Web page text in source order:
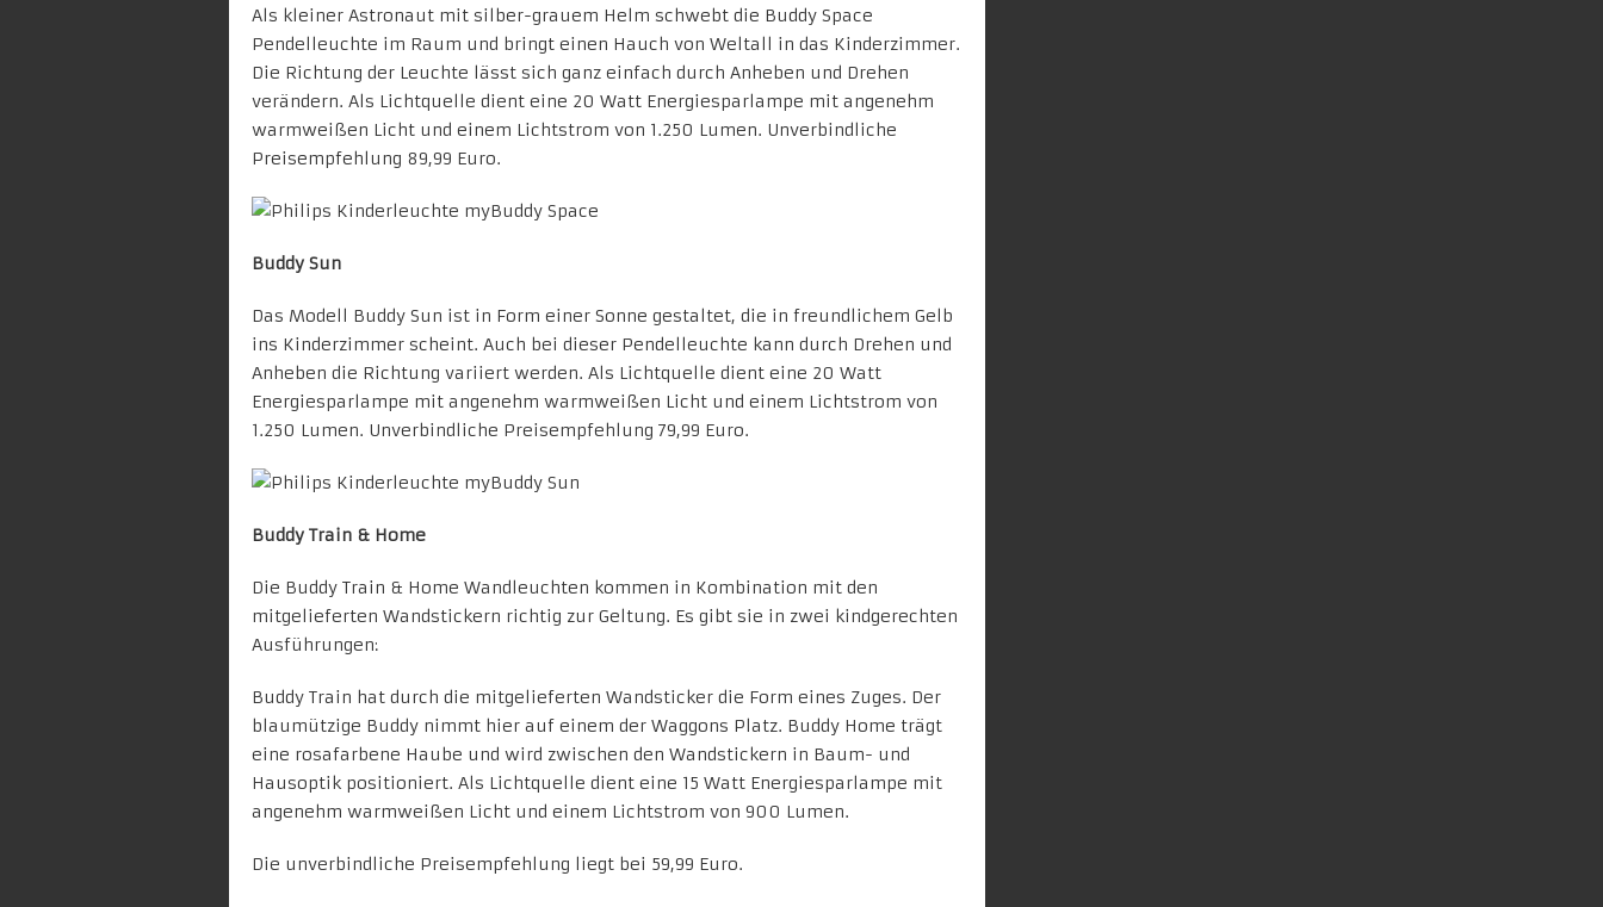
Als kleiner Astronaut mit silber-grauem Helm schwebt die Buddy Space
Pendelleuchte im Raum und bringt einen Hauch von Weltall in das Kinderzimmer.
Die Richtung der Leuchte lässt sich ganz einfach durch Anheben und Drehen
verändern. Als Lichtquelle dient eine 20 Watt Energiesparlampe mit angenehm
warmweißen Licht und einem Lichtstrom von 1.250 Lumen. Unverbindliche
Preisempfehlung 89,99 Euro.
Buddy Sun
Das Modell Buddy Sun ist in Form einer Sonne gestaltet, die in freundlichem Gelb
ins Kinderzimmer scheint. Auch bei dieser Pendelleuchte kann durch Drehen und
Anheben die Richtung variiert werden. Als Lichtquelle dient eine 20 Watt
Energiesparlampe mit angenehm warmweißen Licht und einem Lichtstrom von
1.250 Lumen. Unverbindliche Preisempfehlung 79,99 Euro.
Buddy Train & Home
Die Buddy Train & Home Wandleuchten kommen in Kombination mit den
mitgelieferten Wandstickern richtig zur Geltung. Es gibt sie in zwei kindgerechten
Ausführungen:
Buddy Train hat durch die mitgelieferten Wandsticker die Form eines Zuges. Der
blaumützige Buddy nimmt hier auf einem der Waggons Platz. Buddy Home trägt
eine rosafarbene Haube und wird zwischen den Wandstickern in Baum- und
Hausoptik positioniert. Als Lichtquelle dient eine 15 Watt Energiesparlampe mit
angenehm warmweißen Licht und einem Lichtstrom von 900 Lumen.
Die unverbindliche Preisempfehlung liegt bei 59,99 Euro.